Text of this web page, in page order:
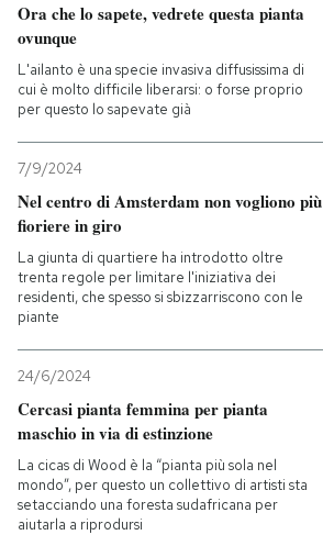
I MIEI PREFERITI
SHOP
CALENDARIO
AREA PERSONALE
Ora che lo sapete, vedrete questa pianta
ovunque
L'ailanto è una specie invasiva diffusissima di
cui è molto difficile liberarsi: o forse proprio
per questo lo sapevate già
7/9/2024
Nel centro di Amsterdam non vogliono più
fioriere in giro
La giunta di quartiere ha introdotto oltre
trenta regole per limitare l'iniziativa dei
residenti, che spesso si sbizzarriscono con le
piante
24/6/2024
Cercasi pianta femmina per pianta
maschio in via di estinzione
La cicas di Wood è la “pianta più sola nel
mondo”, per questo un collettivo di artisti sta
setacciando una foresta sudafricana per
aiutarla a riprodursi